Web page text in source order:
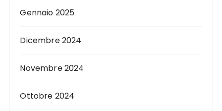
Gennaio 2025
Dicembre 2024
Novembre 2024
Ottobre 2024